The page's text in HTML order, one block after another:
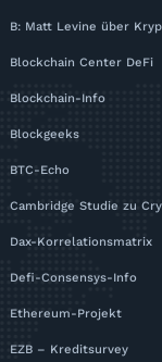
B: Matt Levine über
Blockchain Center DeFi
Blockchain-Info
Blockgeeks
BTC-Echo
Cambridge Studie zu
Dax-Korrelationsmatrix
Defi-Consensys-Info
Ethereum-Projekt
EZB – Kreditsurvey